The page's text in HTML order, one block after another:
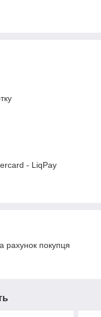
- LiqPay
рахунок покупця